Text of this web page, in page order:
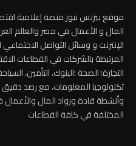
موقع بيزنس نيوز منصة إعلامية
المال و الأعمال في مصر والعالم
الإنترنت و وسائل التواصل الاجتماعي
المرتبطة بالشركات في القطاعات
التجارة؛ الصحة ؛البنوك، التأمين،
تكنولوجيا المعلومات، مع رصد دقيق
وأنشطة قادة ورواد المال
المختلفة في كافة القطاعات